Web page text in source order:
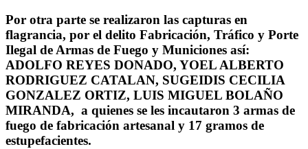
Por otra parte se realizaron las capturas en
flagrancia, por el delito Fabricación, Tráfico y Porte
Ilegal de Armas de Fuego y Municiones así:
ADOLFO REYES DONADO, YOEL ALBERTO
RODRIGUEZ CATALAN, SUGEIDIS CECILIA
GONZALEZ ORTIZ, LUIS MIGUEL BOLAÑO
MIRANDA, a quienes se les incautaron 3 armas de
fuego de fabricación artesanal y 17 gramos de
estupefacientes.